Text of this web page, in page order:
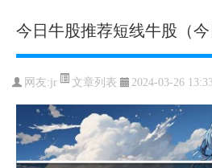
今日牛股推荐短线牛股（今
网友:jr 文章列表 2024-03-26